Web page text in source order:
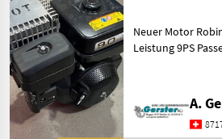
TRENUTNA
STAZA
Poljoprivredna
tehnika
Poljoprivredni
Motorni
Strojevi
Poništi
Prikaži 1
rezultata
Neuer Motor
Leistung 9PS Passend zu
Poljoprivredni
strojevi
motorne freze
A.